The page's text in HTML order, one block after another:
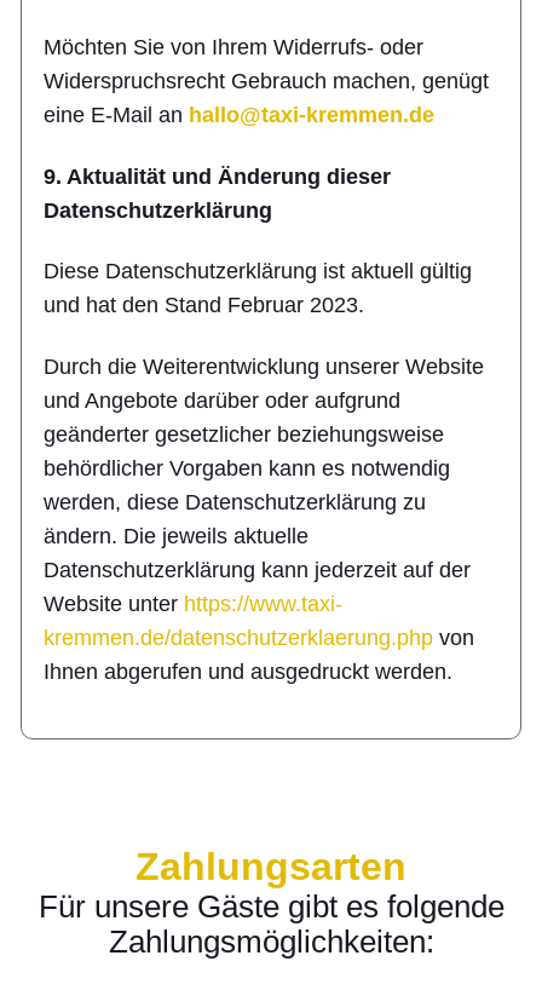
Möchten Sie von Ihrem Widerrufs- oder
Widerspruchsrecht Gebrauch machen, genügt
eine E-Mail an hallo@taxi-kremmen.de
9. Aktualität und Änderung dieser
Datenschutzerklärung
Diese Datenschutzerklärung ist aktuell gültig
und hat den Stand Februar 2023.
Durch die Weiterentwicklung unserer Website
und Angebote darüber oder aufgrund
geänderter gesetzlicher beziehungsweise
behördlicher Vorgaben kann es notwendig
werden, diese Datenschutzerklärung zu
ändern. Die jeweils aktuelle
Datenschutzerklärung kann jederzeit auf der
Website unter https://www.taxi-
kremmen.de/datenschutzerklaerung.phpvon
Ihnen abgerufen und ausgedruckt werden.
Zahlungsarten
Für unsere Gäste gibt es folgende
Zahlungsmöglichkeiten: